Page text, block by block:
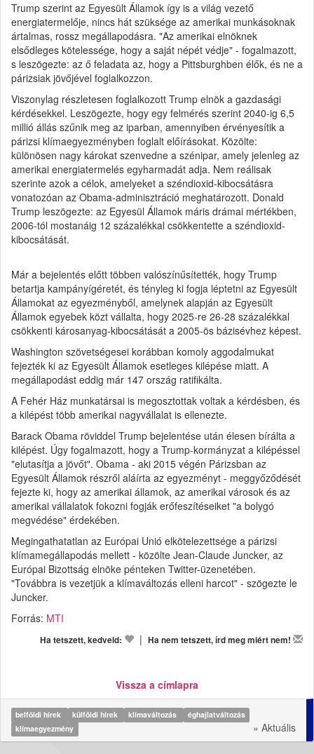
Trump szerint az Egyesült Államok így is a világ vezető
energiatermelője, nincs hát szüksége az amerikai munkásoknak
ártalmas, rossz megállapodásra. "Az amerikai elnöknek
elsődleges kötelessége, hogy a saját népét védje" - fogalmazott,
s leszögezte: az ő feladata az, hogy a Pittsburghben élők, és ne a
párizsiak jövőjével foglalkozzon.
Viszonylag részletesen foglalkozott Trump elnök a gazdasági
kérdésekkel. Leszögezte, hogy egy felmérés szerint 2040-ig 6,5
millió állás szűnik meg az iparban, amennyiben érvényesítik a
párizsi klímaegyezményben foglalt előírásokat. Közölte:
különösen nagy károkat szenvedne a szénipar, amely jelenleg az
amerikai energiatermelés egyharmadát adja. Nem reálisak
szerinte azok a célok, amelyeket a széndioxid-kibocsátásra
vonatozóan az Obama-adminisztráció meghatározott. Donald
Trump leszögezte: az Egyesül Államok máris drámai mértékben,
2006-tól mostanáig 12 százalékkal csökkentette a széndioxid-
kibocsátását.
Már a bejelentés előtt többen valószínűsítették, hogy Trump
betartja kampányígéretét, és tényleg ki fogja léptetni az Egyesült
Államokat az egyezményből, amelynek alapján az Egyesült
Államok egyebek közt vállalta, hogy 2025-re 26-28 százalékkal
csökkenti károsanyag-kibocsátását a 2005-ös bázisévhez képest.
Washington szövetségesei korábban komoly aggodalmukat
fejezték ki az Egyesült Államok esetleges kilépése miatt. A
megállapodást eddig már 147 ország ratifikálta.
A Fehér Ház munkatársai is megosztottak voltak a kérdésben, és
a kilépést több amerikai nagyvállalat is ellenezte.
Barack Obama röviddel Trump bejelentése után élesen bírálta a
kilépést. Úgy fogalmazott, hogy a Trump-kormányzat a kilépéssel
"elutasítja a jövőt". Obama - aki 2015 végén Párizsban az
Egyesült Államok részről aláírta az egyezményt - meggyőződését
fejezte ki, hogy az amerikai államok, az amerikai városok és az
amerikai vállalatok fokozni fogják erőfeszítéseiket "a bolygó
megvédése" érdekében.
Megingathatatlan az Európai Unió elkötelezettsége a párizsi
klímamegállapodás mellett - közölte Jean-Claude Juncker, az
Európai Bizottság elnöke pénteken Twitter-üzenetében.
"Továbbra is vezetjük a klímaváltozás elleni harcot" - szögezte le
Juncker.
Forrás: MTI
Ha tetszett, kedveld: | Ha nem tetszett, írd meg miért nem!
Vissza a címlapra
belföldi hírek külföldi hírek klímaváltozás
éghajlatváltozás
klímaegyezmény
» Aktuális